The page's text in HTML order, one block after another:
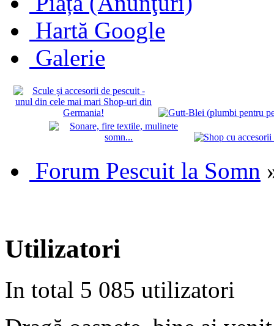
Hartă Google
Galerie
Forum Pescuit la Somn
Utilizatori
In total 5 085 utilizatori